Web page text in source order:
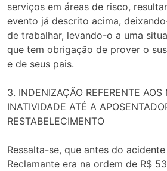
serviços em áreas de risco,
evento já descrito acima,
de trabalhar, levando-o a uma
que tem obrigação de prover o
e de seus pais.
3. INDENIZAÇÃO REFERENTE AOS
INATIVIDADE ATÉ A
RESTABELECIMENTO
Ressalta-se, que antes do
Reclamante era na ordem de R$